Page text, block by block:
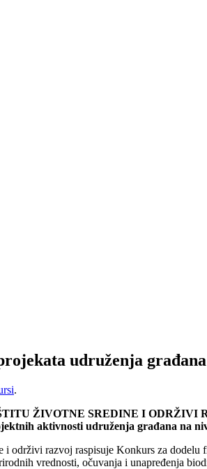
udruženja građana
.
ŽIVOTNE SREDINE I ODRŽIVI
aktivnosti udruženja građana na
i održivi razvoj raspisuje Konkurs za
vrednosti, očuvanja i unapređenja